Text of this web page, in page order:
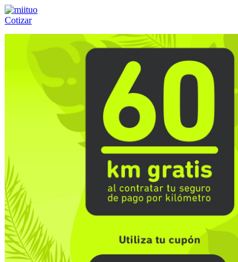
Cotizar
(55) 84-21-05-00ó800-953-00-59